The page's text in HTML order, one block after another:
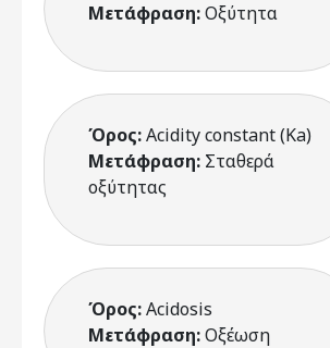
Μετάφραση:Οξύτητα
Όρος:Acidity constant (Ka)
Μετάφραση: Σταθερά
οξύτητας
Όρος:Acidosis
Μετάφραση:Οξέωση